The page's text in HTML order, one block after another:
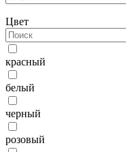
Цвет
красный
белый
черный
розовый